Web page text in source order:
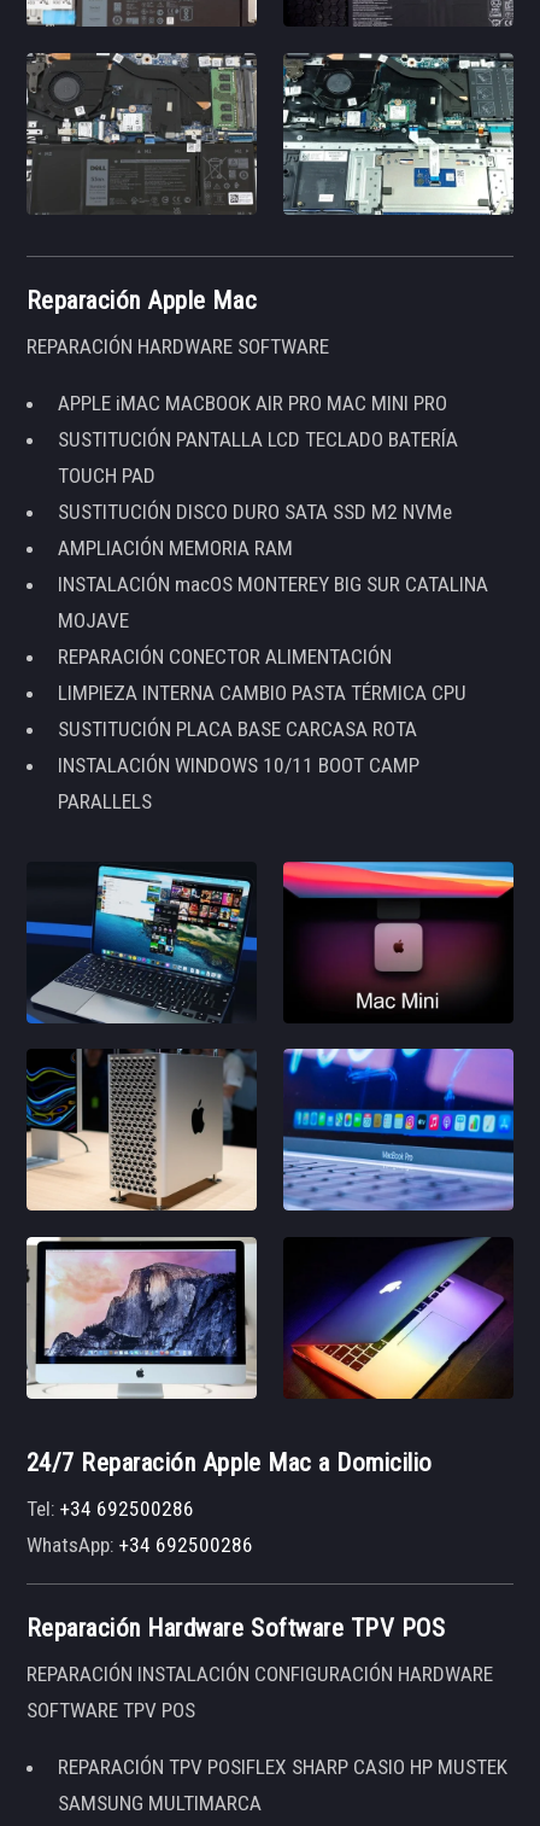
Reparación Apple Mac
REPARACIÓN HARDWARE SOFTWARE
APPLE iMAC MACBOOK AIR PRO MAC MINI PRO
SUSTITUCIÓN PANTALLA LCD TECLADO BATERÍA
TOUCH PAD
SUSTITUCIÓN DISCO DURO SATA SSD M2 NVMe
AMPLIACIÓN MEMORIA RAM
INSTALACIÓN macOS MONTEREY BIG SUR CATALINA
MOJAVE
REPARACIÓN CONECTOR ALIMENTACIÓN
LIMPIEZA INTERNA CAMBIO PASTA TÉRMICA CPU
SUSTITUCIÓN PLACA BASE CARCASA ROTA
INSTALACIÓN WINDOWS 10/11 BOOT CAMP
PARALLELS
24/7 Reparación Apple Mac a Domicilio
Tel:+34 692500286
WhatsApp:+34 692500286
Reparación Hardware Software TPV POS
REPARACIÓN INSTALACIÓN CONFIGURACIÓN HARDWARE
SOFTWARE TPV POS
REPARACIÓN TPV POSIFLEX SHARP CASIO HP MUSTEK
SAMSUNG MULTIMARCA